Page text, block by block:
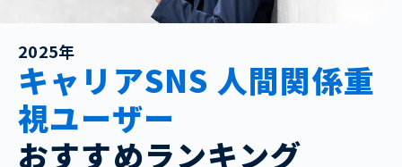
2025年
キャリアSNS 人間関係重
視ユーザー
おすすめランキング